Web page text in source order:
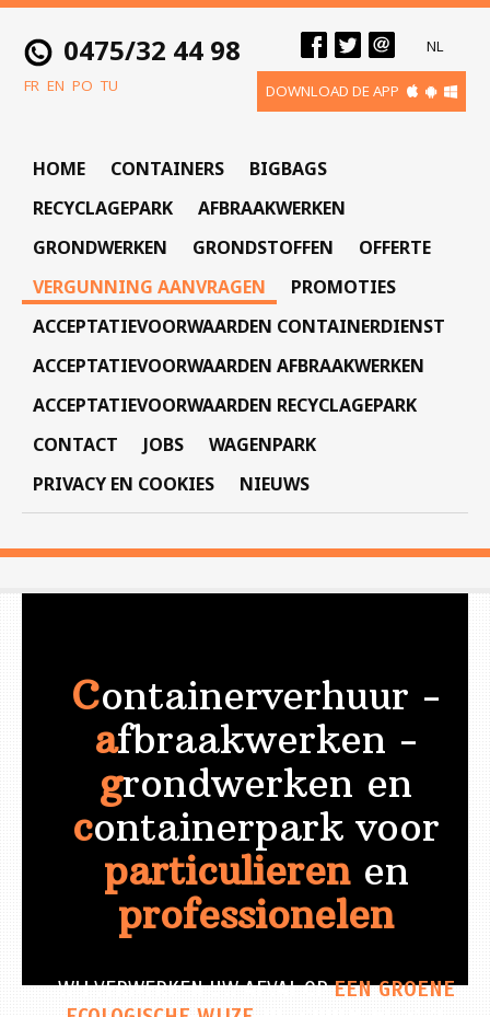
0475/32 44 98
NL
FR EN PO TU DOWNLOAD DE APP
HOME CONTAINERS
BIGBAGS
RECYCLAGEPARK
AFBRAAKWERKEN
GRONDWERKEN
GRONDSTOFFEN
OFFERTE
VERGUNNING AANVRAGEN
PROMOTIES
ACCEPTATIEVOORWAARDEN CONTAINERDIENST
ACCEPTATIEVOORWAARDEN AFBRAAKWERKEN
ACCEPTATIEVOORWAARDEN RECYCLAGEPARK
CONTACT
JOBS
WAGENPARK
PRIVACY EN COOKIES
NIEUWS
Containerverhuur -
afbraakwerken -
grondwerken en
containerpark voor
particulierenen
professionelen
WIJ VERWERKEN UW AFVAL OPEEN GROENE